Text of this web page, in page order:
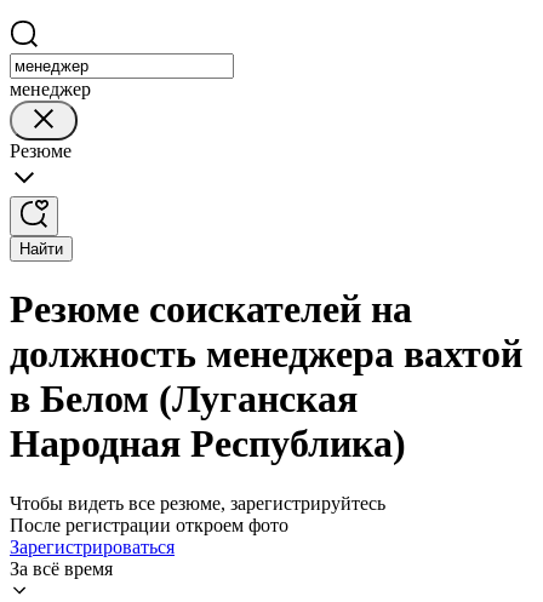
менеджер
Резюме
Найти
Резюме соискателей на
должность менеджера вахтой
в Белом (Луганская
Народная Республика)
Чтобы видеть все резюме, зарегистрируйтесь
После регистрации откроем фото
Зарегистрироваться
За всё время